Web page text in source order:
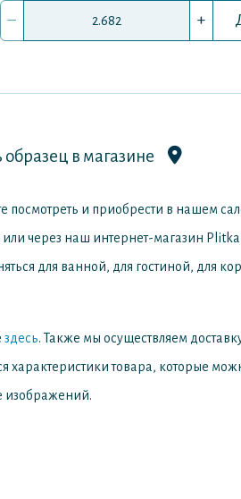
– +
образец в магазине
посмотреть и приобрести в нашем
или через наш интернет-магазин
для ванной, для гостиной, для
здесь. Также мы осуществляем
характеристики товара, которые
изображений.